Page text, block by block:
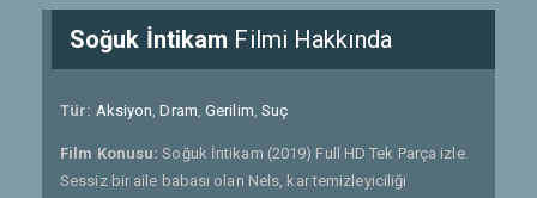
Soğuk İntikam Filmi Hakkında
Tür: Aksiyon,Dram,Gerilim, Suç
Film Konusu:Soğuk İntikam (2019) Full HD Tek Parça izle.
Sessiz bir aile babası olan Nels, kar temizleyiciliği